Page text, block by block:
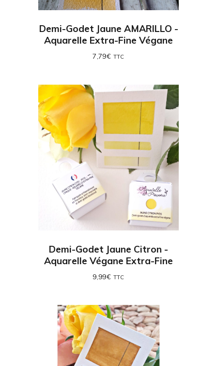
Demi-Godet Jaune AMARILLO -
Aquarelle Extra-Fine Végane
7,79€ TTC
Demi-Godet Jaune Citron -
Aquarelle Végane Extra-Fine
9,99€ TTC